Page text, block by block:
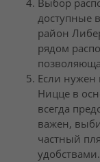
Выбор
доступные
район
рядом
Если нужен
Ницце в
всегда
важен,
частный
удобствами.